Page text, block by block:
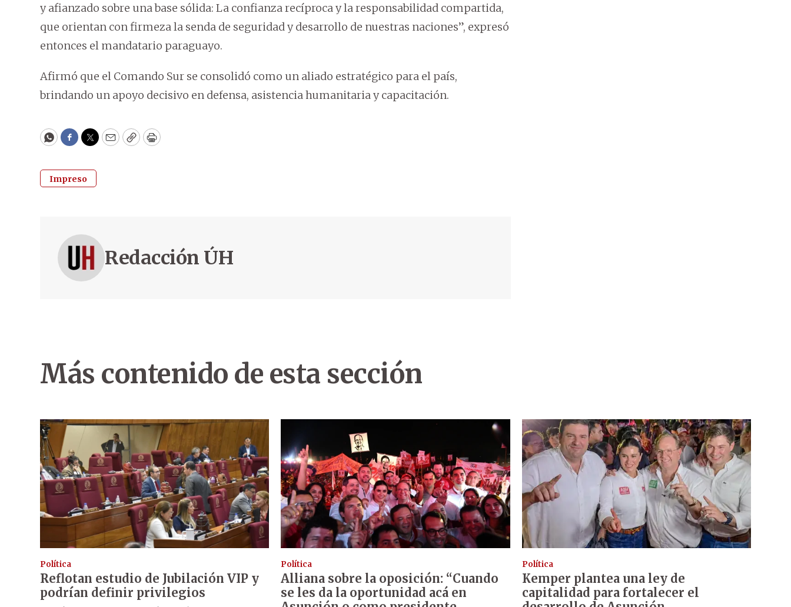
y afianzado sobre una base sólida: La confianza recíproca y la responsabilidad compartida,
que orientan con firmeza la senda de seguridad y desarrollo de nuestras naciones”, expresó
entonces el mandatario paraguayo.
Afirmó que el Comando Sur se consolidó como un aliado estratégico para el país,
brindando un apoyo decisivo en defensa, asistencia humanitaria y capacitación.
WhatsApp
Facebook
Twitter
EmailCopyPrint
Impreso
Redacción ÚH
Más contenido de esta sección
Política
Reflotan estudio de Jubilación VIP y
podrían definir privilegios
Política
Alliana sobre la oposición: “Cuando
se les da la oportunidad acá en
Política
Kemper plantea una ley de
capitalidad para fortalecer el